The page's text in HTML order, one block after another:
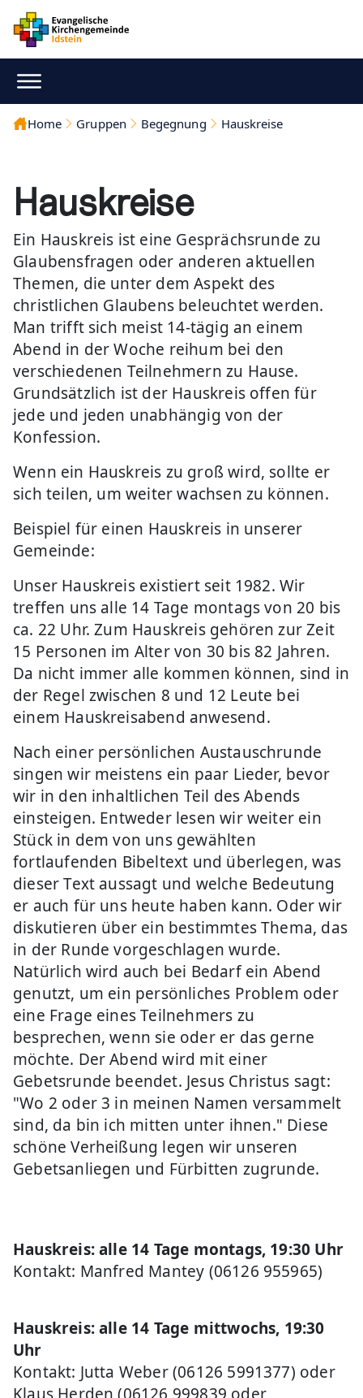
Home Gruppen Begegnung Hauskreise
Hauskreise
Ein Hauskreis ist eine Gesprächsrunde zu
Glaubensfragen oder anderen aktuellen
Themen, die unter dem Aspekt des
christlichen Glaubens beleuchtet werden.
Man trifft sich meist 14-tägig an einem
Abend in der Woche reihum bei den
verschiedenen Teilnehmern zu Hause.
Grundsätzlich ist der Hauskreis offen für
jede und jeden unabhängig von der
Konfession.
Wenn ein Hauskreis zu groß wird, sollte er
sich teilen, um weiter wachsen zu können.
Beispiel für einen Hauskreis in unserer
Gemeinde:
Unser Hauskreis existiert seit 1982. Wir
treffen uns alle 14 Tage montags von 20 bis
ca. 22 Uhr. Zum Hauskreis gehören zur Zeit
15 Personen im Alter von 30 bis 82 Jahren.
Da nicht immer alle kommen können, sind in
der Regel zwischen 8 und 12 Leute bei
einem Hauskreisabend anwesend.
Nach einer persönlichen Austauschrunde
singen wir meistens ein paar Lieder, bevor
wir in den inhaltlichen Teil des Abends
einsteigen. Entweder lesen wir weiter ein
Stück in dem von uns gewählten
fortlaufenden Bibeltext und überlegen, was
dieser Text aussagt und welche Bedeutung
er auch für uns heute haben kann. Oder wir
diskutieren über ein bestimmtes Thema, das
in der Runde vorgeschlagen wurde.
Natürlich wird auch bei Bedarf ein Abend
genutzt, um ein persönliches Problem oder
eine Frage eines Teilnehmers zu
besprechen, wenn sie oder er das gerne
möchte. Der Abend wird mit einer
Gebetsrunde beendet. Jesus Christus sagt:
"Wo 2 oder 3 in meinen Namen versammelt
sind, da bin ich mitten unter ihnen." Diese
schöne Verheißung legen wir unseren
Gebetsanliegen und Fürbitten zugrunde.
Hauskreis: alle 14 Tage montags, 19:30 Uhr
Kontakt: Manfred Mantey (06126 955965)
Hauskreis: alle 14 Tage mittwochs, 19:30
Uhr
Kontakt: Jutta Weber (06126 5991377) oder